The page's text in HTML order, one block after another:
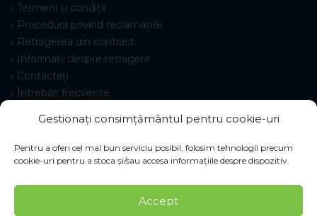
Gestionați consimțământul pentru cookie-uri
Pentru a oferi cel mai bun serviciu posibil, folosim tehnologii precum
cookie-uri pentru a stoca și/sau accesa informațiile despre dispozitiv.
Accept
Termeni și condiții
Procedura privind reclamațiile
Retragerea din contract
Informații despre retragere
Contactați
Întrebări frecvente
© 2026 Pracovné odevy ZIKO s. r. o., toate drepturile